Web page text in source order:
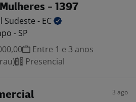
- 1397
Sudeste - EC
- SP
Entre 1 e 3 anos
Presencial
3 ago